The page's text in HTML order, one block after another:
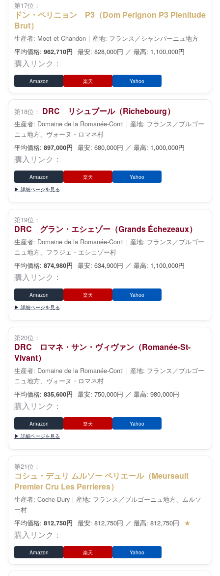
第17位：
ドン・ペリニョン P3（Dom Perignon P3 Plenitude
Brut）
生産者: Moet et Chandon｜産地: フランス／シャンパーニュ地方
平均価格: 962,710円 最安: 828,000円 ／ 最高: 1,100,000円
購入リンク：
Amazon 楽天 Yahoo
第18位： DRC リシュブール（Richebourg）
生産者: Domaine de la Romanée-Conti｜産地: フランス／ブルゴー
ニュ地方、ヴォーヌ・ロマネ村
平均価格: 897,000円 最安: 680,000円 ／ 最高: 1,000,000円
購入リンク：
Amazon 楽天
Yahoo
▶ 詳細ページを見る
第19位：
DRC グラン・エシェゾー（Grands Échezeaux）
生産者: Domaine de la Romanée-Conti｜産地: フランス／ブルゴー
ニュ地方、フラジェ・エシェゾー村
平均価格: 874,980円 最安: 634,900円 ／ 最高: 1,100,000円
購入リンク：
Amazon 楽天
Yahoo
▶ 詳細ページを見る
第20位：
DRC ロマネ・サン・ヴィヴァン（Romanée-St-
Vivant）
生産者: Domaine de la Romanée-Conti｜産地: フランス／ブルゴー
ニュ地方、ヴォーヌ・ロマネ村
平均価格: 835,600円 最安: 750,000円 ／ 最高: 980,000円
購入リンク：
Amazon 楽天
Yahoo
▶ 詳細ページを見る
第21位：
コシュ・デュリ ムルソー ペリエール（Meursault
Premier Cru Les Perrieres）
生産者: Coche-Dury｜産地: フランス／ブルゴーニュ地方、ムルソ
ー村
平均価格: 812,750円 最安: 812,750円 ／ 最高: 812,750円 ★
購入リンク：
Amazon 楽天 Yahoo